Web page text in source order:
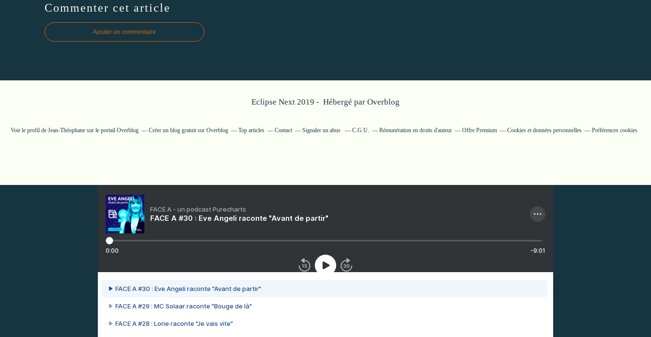
Commenter cet article
Ajouter un commentaire
Eclipse Next 2019 - Hébergé par Overblog
Voir le profil de Jean-Théophane sur le portail Overblog Créer un blog gratuit sur Overblog Top articles Contact Signaler un abus C.G.U. Rémunération en droits d'auteur Offre Premium Cookies et données personnelles Préférences cookies
FACE A - un podcast Purecharts
FACE A #30 : Eve Angeli raconte "Avant de partir"
0:00 -9:01
FACE A #30 : Eve Angeli raconte "Avant de partir"
FACE A #29 : MC Solaar raconte "Bouge de là"
FACE A #28 : Lorie raconte "Je vais vite"